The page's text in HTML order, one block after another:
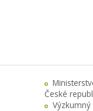
České